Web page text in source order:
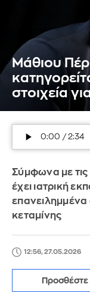
Μάθιου
στοιχεία
Σύμφωνα με
έχει ιατρική
επανειλημμένα
κεταμίνης
12:56, 27.05.2026
Προσθέστε